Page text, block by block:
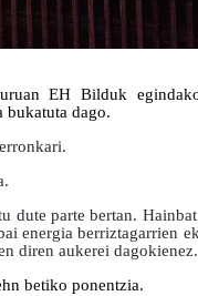
EH Bilduk
bukatuta dago.
dute parte bertan.
energia berriztagarrien
diren aukerei dagokienez.
betiko ponentzia.